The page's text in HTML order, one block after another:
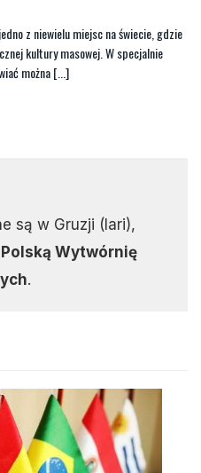
z niewielu miejsc na świecie, gdzie
kultury masowej. W specjalnie
można [...]
są w Gruzji (lari),
Polską Wytwórnię
.